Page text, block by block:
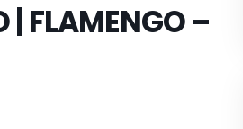
FLAMENGO –